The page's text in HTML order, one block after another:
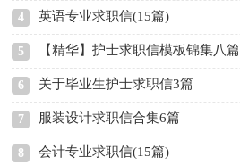
4 英语专业求职信(15篇)
5 【精华】护士求职信模板锦集八篇
6 关于毕业生护士求职信3篇
7 服装设计求职信合集6篇
8 会计专业求职信(15篇)